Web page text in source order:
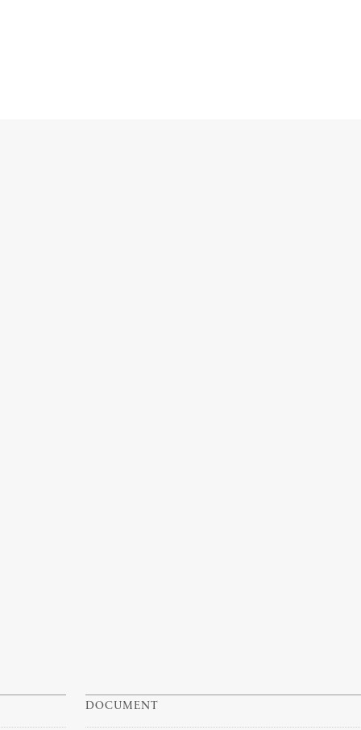
DOCUMENT